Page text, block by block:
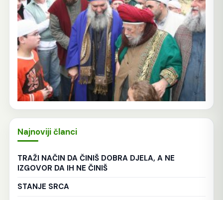
Najnoviji članci
TRAŽI NAČIN DA ČINIŠ DOBRA DJELA, A NE
IZGOVOR DA IH NE ČINIŠ
STANJE SRCA